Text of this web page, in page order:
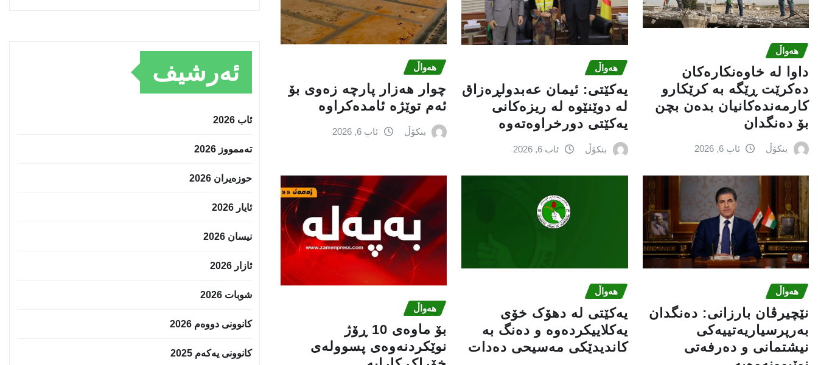
هەواڵ
داوا لە خاوەنکارەکان
دەکرێت ڕێگە بە کرێکارو
کارمەندەکانیان بدەن بچن
بۆ دەنگدان
بنکۆڵ ئاب 6, 2026
هەواڵ
یه‌كێتی: ئیمان عه‌بدولڕه‌زاق
له‌ دوێنێوه‌ له‌ ریزه‌كانی
یه‌كێتی دورخراوه‌ته‌وه‌
بنکۆڵ ئاب 6, 2026
هەواڵ
چوار هەزار پارچە زەوی بۆ
ئەم توێژە ئامدەکراوە
بنکۆڵ ئاب 6, 2026
هەواڵ
نێچيرڤان بارزانى: دەنگدان
بەرپرسیاريه‌تییەکی
نیشتمانى و دەرفەتی
هەواڵ
یەکێتی لە دهۆک خۆی
یەکلاییکردەوە و دەنگ بە
کاندیدێکی مەسیحی دەدات
هەواڵ
بۆ ماوەی 10 ڕۆژ
نوێکردنەوەی پسوولەی
ئەرشیف
ئاب 2026
تەممووز 2026
حوزه‌یران 2026
ئایار 2026
نیسان 2026
ئازار 2026
شوبات 2026
کانوونی دووەم 2026
کانوونی یەکەم 2025